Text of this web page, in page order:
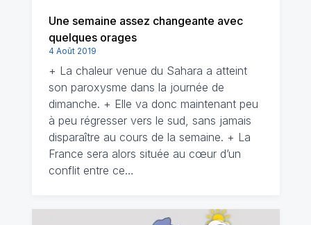
Une semaine assez changeante avec
quelques orages
4 Août 2019
+ La chaleur venue du Sahara a atteint
son paroxysme dans la journée de
dimanche. + Elle va donc maintenant peu
à peu régresser vers le sud, sans jamais
disparaître au cours de la semaine. + La
France sera alors située au cœur d’un
conflit entre ce…